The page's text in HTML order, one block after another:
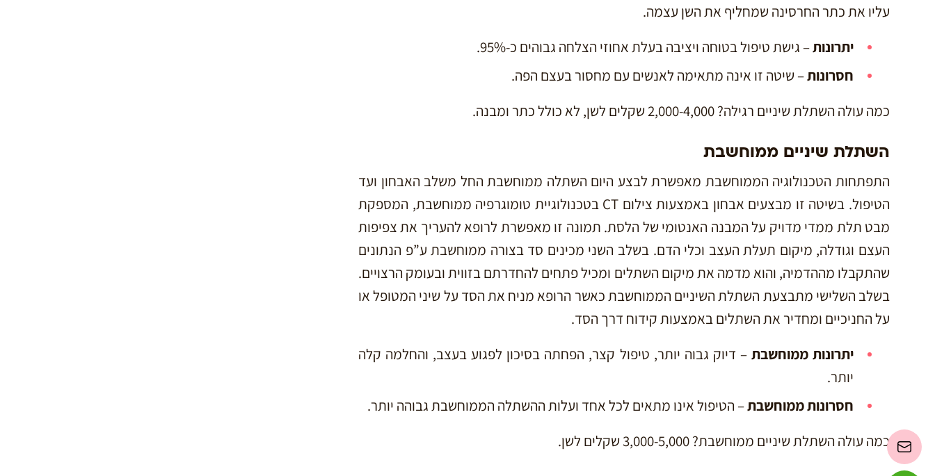
עליו את כתר החרסינה שמחליף את השן עצמה.
יתרונות– גישת טיפול בטוחה ויציבה בעלת אחוזי הצלחה גבוהים כ-95%.
חסרונות– שיטה זו אינה מתאימה לאנשים עם מחסור בעצם הפה.
כמה עולה השתלת שיניים רגילה? 2,000-4,000 שקלים לשן, לא כולל כתר ומבנה.
השתלת שיניים ממוחשבת
התפתחות הטכנולוגיה הממוחשבת מאפשרת לבצע היום השתלה ממוחשבת החל משלב האבחון ועד
הטיפול. בשיטה זו מבצעים אבחון באמצעות צילום CT בטכנולוגיית טומוגרפיה ממוחשבת, המספקת
מבט תלת ממדי מדויק על המבנה האנטומי של הלסת. תמונה זו מאפשרת לרופא להעריך את צפיפות
העצם וגודלה, מיקום תעלת העצב וכלי הדם. בשלב השני מכינים סד בצורה ממוחשבת ע”פ הנתונים
שהתקבלו מההדמיה, והוא מדמה את מיקום השתלים ומכיל פתחים להחדרתם בזווית ובעומק הרצויים.
בשלב השלישי מתבצעת השתלת השיניים הממוחשבת כאשר הרופא מניח את הסד על שיני המטופל או
על החניכיים ומחדיר את השתלים באמצעות קידוח דרך הסד.
יתרונות ממוחשבת – דיוק גבוה יותר, טיפול קצר, הפחתה בסיכון לפגוע בעצב, והחלמה קלה
יותר.
חסרונות ממוחשבת– הטיפול אינו מתאים לכל אחד ועלות ההשתלה הממוחשבת גבוהה יותר.
כמה עולה השתלת שיניים ממוחשבת? 3,000-5,000 שקלים לשן.